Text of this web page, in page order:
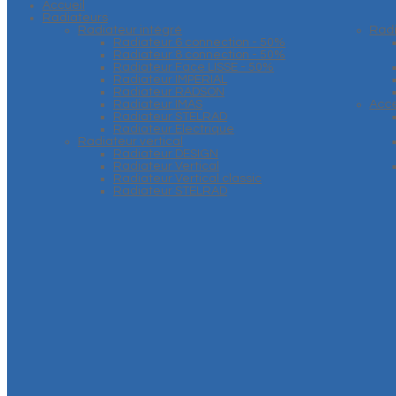
Accueil
Radiateurs
Radiateur intégré
Radiateur 6 connection - 50%
Radiateur 8 connection - 50%
Radiateur Face LISSE - 50%
Radiateur IMPERIAL
Radiateur RADSON
Radiateur IMAS
Radiateur STELRAD
Radiateur Electrique
Radiateur vertical
Radiateur DESIGN
Radiateur Vertical
Radiateur Vertical classic
Radiateur STELRAD